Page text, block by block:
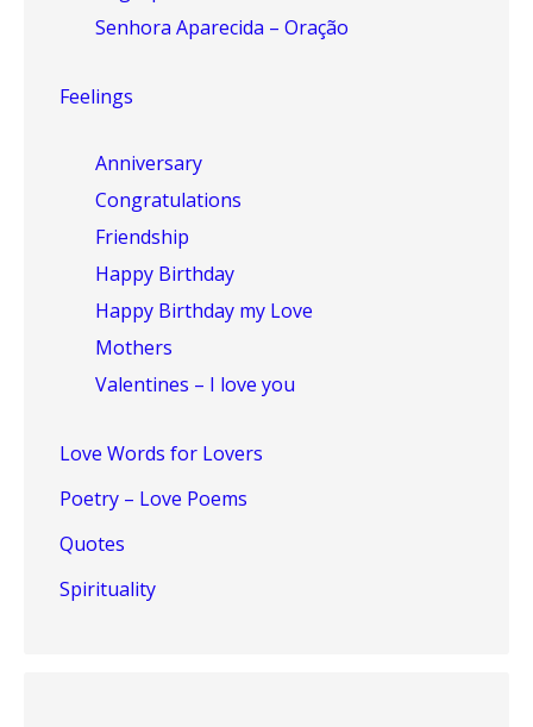
Senhora Aparecida – Oração
Feelings
Anniversary
Congratulations
Friendship
Happy Birthday
Happy Birthday my Love
Mothers
Valentines – I love you
Love Words for Lovers
Poetry – Love Poems
Quotes
Spirituality